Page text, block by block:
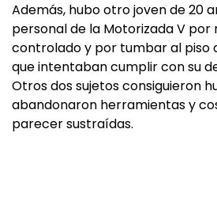
Además, hubo otro joven de 20
personal de la Motorizada V por
controlado y por tumbar al piso
que intentaban cumplir con su
Otros dos sujetos consiguieron
abandonaron herramientas y
parecer sustraídas.